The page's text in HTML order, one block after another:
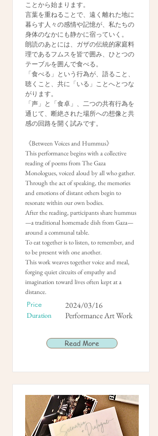
ことから始まります。
言葉を重ねることで、遠く離れた地に
暮らす人々の感情や記憶が、私たちの
身体のなかにも静かに宿っていく。
朗読のあとには、ガザの伝統的家庭料
理であるフムスを皆で囲み、ひとつの
テーブルを囲んで食べる。
「食べる」という行為が、語ること、
聴くこと、共に「いる」ことへとつな
がります。
「声」と「食卓」、二つの共有行為を
通じて、断絶された場所への想像と共
感の回路を開く試みです。
《Between Voices and Hummus》
This performance begins with a collective
reading of poems from The Gaza
Monologues, voiced aloud by all who gather.
Through the act of speaking, the memories
and emotions of distant others begin to
resonate within our own bodies.
After the reading, participants share hummus
—a traditional homemade dish from Gaza—
around a communal table.
To eat together is to listen, to remember, and
to be present with one another.
This work weaves together voice and meal,
forging quiet circuits of empathy and
imagination toward lives often kept at a
distance.
Price 2024/03/16
Duration Performance Art Work
Read More